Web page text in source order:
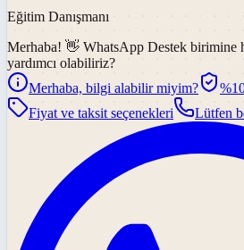
Eğitim Danışmanı
Merhaba! 👋 WhatsApp Destek birimine
yardımcı olabiliriz?
Merhaba, bilgi alabilir miyim?
Fiyat ve taksit seçenekleri
Lütfen